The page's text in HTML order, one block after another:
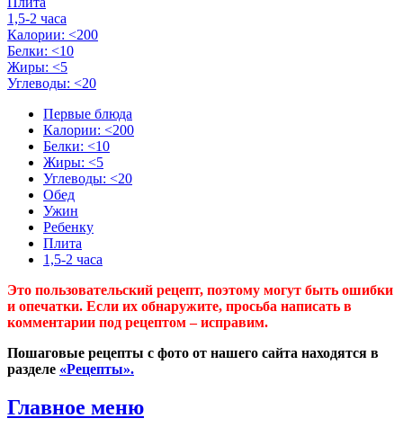
1,5-2 часа
Калории: <200
Белки: <10
Жиры: <5
Углеводы: <20
Первые блюда
Калории: <200
Белки: <10
Жиры: <5
Углеводы: <20
Обед
Ужин
Ребенку
Плита
1,5-2 часа
Это пользовательский рецепт, поэтому могут быть ошибки
и опечатки. Если их обнаружите, просьба написать в
комментарии под рецептом – исправим.
Пошаговые рецепты с фото от нашего сайта находятся в
разделе «Рецепты».
Главное меню